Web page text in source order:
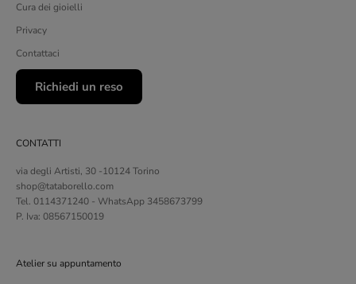
Cura dei gioielli
Privacy
Contattaci
Richiedi un reso
CONTATTI
via degli Artisti, 30 -10124 Torino
shop@tataborello.com
Tel. 0114371240 - WhatsApp 3458673799
P. Iva: 08567150019
Atelier su appuntamento